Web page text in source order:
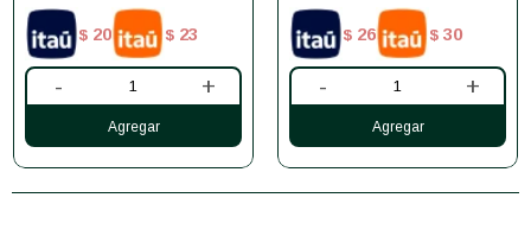
$ 20 $ 23
- +
$ 26 $ 30
- +